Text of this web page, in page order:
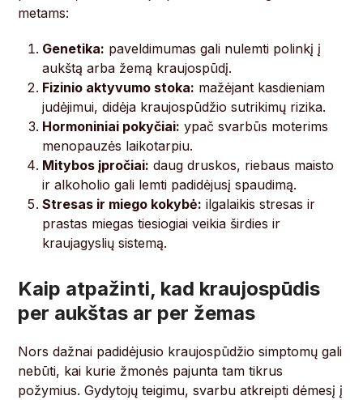
metams:
Genetika: paveldimumas gali nulemti polinkį į
aukštą arba žemą kraujospūdį.
Fizinio aktyvumo stoka: mažėjant kasdieniam
judėjimui, didėja kraujospūdžio sutrikimų rizika.
Hormoniniai pokyčiai: ypač svarbūs moterims
menopauzės laikotarpiu.
Mitybos įpročiai: daug druskos, riebaus maisto
ir alkoholio gali lemti padidėjusį spaudimą.
Stresas ir miego kokybė: ilgalaikis stresas ir
prastas miegas tiesiogiai veikia širdies ir
kraujagyslių sistemą.
Kaip atpažinti, kad kraujospūdis
per aukštas ar per žemas
Nors dažnai padidėjusio kraujospūdžio simptomų gali
nebūti, kai kurie žmonės pajunta tam tikrus
požymius. Gydytojų teigimu, svarbu atkreipti dėmesį į